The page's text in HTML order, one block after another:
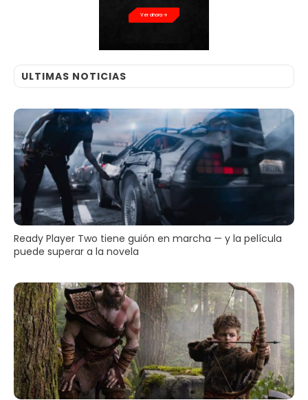
Ver ahora
ULTIMAS NOTICIAS
Ready Player Two tiene guión en marcha — y la película
puede superar a la novela